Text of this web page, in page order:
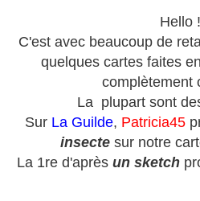
Hello !
C'est avec beaucoup de
quelques cartes faites
complètement
La plupart sont
Sur La Guilde, Patricia45
insecte sur notre
La 1re d'après un sketch